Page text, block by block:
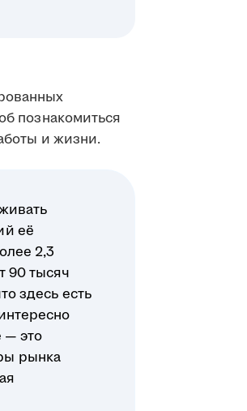
познакомиться
и жизни.
её
2,3
90 тысяч
здесь есть
— это
рынка